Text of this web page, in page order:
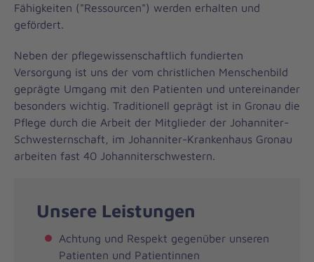
Fähigkeiten ("Ressourcen") werden erhalten und
gefördert.
Neben der pflegewissenschaftlich fundierten
Versorgung ist uns der vom christlichen Menschenbild
geprägte Umgang mit den Patienten und untereinander
besonders wichtig. Traditionell geprägt ist in Gronau die
Pflege durch die Arbeit der Mitglieder der Johanniter-
Schwesternschaft, im Johanniter-Krankenhaus Gronau
arbeiten fast 40 Johanniterschwestern.
Unsere Leistungen
Achtung und Respekt gegenüber unseren
Patienten und Patientinnen